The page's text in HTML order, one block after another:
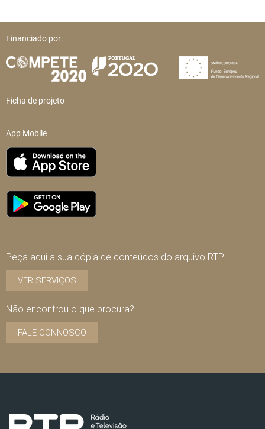
Financiado por:
Ficha de projeto
App Mobile
Peça aqui a sua cópia de conteúdos do arquivo RTP
VER SERVIÇOS
Não encontrou o que procura?
FALE CONNOSCO